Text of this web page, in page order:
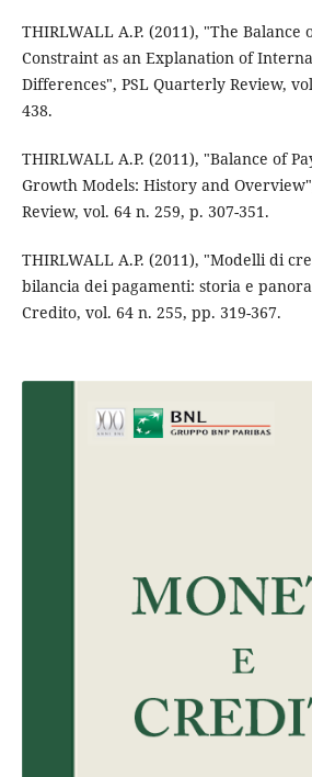
THIRLWALL A.P. (2011), "The Balance
Constraint as an Explanation of
Differences", PSL Quarterly Review,
438.
THIRLWALL A.P. (2011), "Balance of
Growth Models: History and
Review, vol. 64 n. 259, p. 307-351.
THIRLWALL A.P. (2011), "Modelli di
bilancia dei pagamenti: storia e
Credito, vol. 64 n. 255, pp. 319-367.